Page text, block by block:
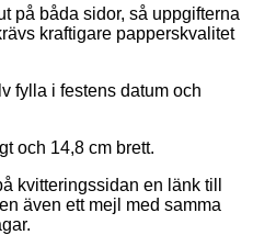
på båda sidor, så uppgifterna
kraftigare papperskvalitet
fylla i festens datum och
och 14,8 cm brett.
kvitteringssidan en länk till
även ett mejl med samma